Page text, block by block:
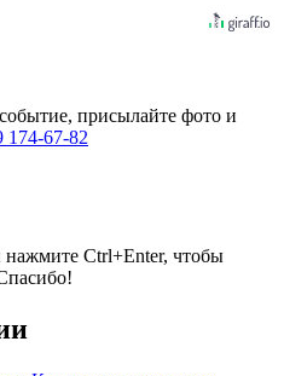
присылайте фото и
174-67-82
нажмите Ctrl+Enter, чтобы